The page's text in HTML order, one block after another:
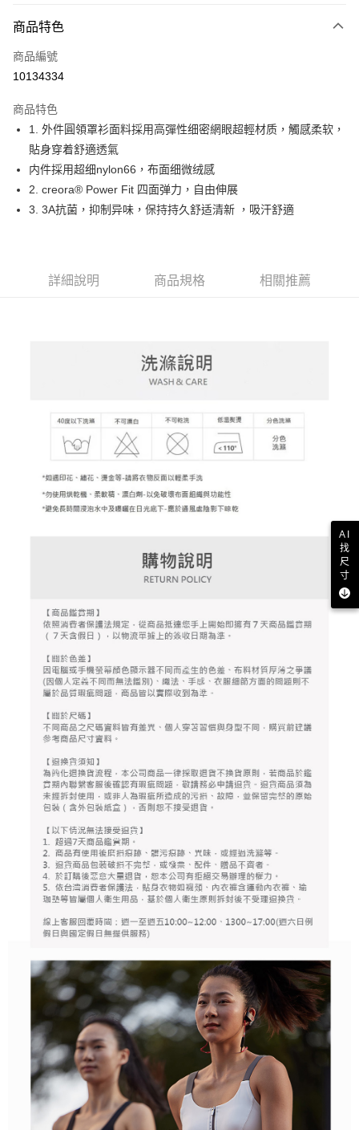
LINE Pay
Apple Pay
悠遊付
大哥付你分期
相關說明
【大哥付你分期使用說明】
1.本服務由台灣大哥大提供，台灣大哥大用戶可立即使用無須另外申請。
2.付款方式選擇「大哥付你分期」，訂單成立後會自動跳轉到大哥付的交易
消。如遇「轉專審核」未通過狀況，表示未達大哥付你分期系統評分，恕無
2.透過簡訊連結打開帳單後，可選擇「超商條碼／台灣大直營門市／銀行轉
帳／街口支付／iPASS MONEY」等通路繳費。
1.本服務係由「台灣大哥大股份有限公司」（以下簡稱本公司）所提供，讓
用戶於交易時，得透過本服務購買商品或服務，並由商店將買賣／分期付款
買賣價金債權讓與本公司後，依約使用本公司帳單繳交帳款。
2.基於同意付款使用「大哥付你分期」之契約關係目的，商店將以您的個人
資料（包含姓名、電話或地址）提供予台灣大哥大進項蒐集、處理及利用，
AFTEE先享後付
相關說明
１．簡單：不需註冊會員、不需綁卡、不需儲值。
結帳頁面，進行簡訊認證並確認金額後，即可完成結帳。
２．訂單成立數日內，您將收到繳費通知簡訊。
※ 請注意：結帳手續完成當下不需立刻繳費，但若您需要取消訂單，請聯絡
購買商品的店家。未經商家同意取消之訂單仍視為有效，需透過AFTEE先享
後付繳納相關費用。
是否繳費成功／繳費後需取消欲退款等相關疑問，請聯繫「AFTEE先享後付
客戶支援中心」https://netprotections.freshdesk.com/support/home
易，需依本服務之必要範圍內提供個人資料，並將交易相關給付款項請求債
權轉讓予恩沛科技股份有限公司。
２．關於個人資料處理事宜，請瀏覽以下網址：
３．未成年的使用者請事先徵得法定代理人或監護人之同意方可使用
「AFTEE先享後付」，若未經同意申辦者引起之損失，本公司不負相關責
４．使用「AFTEE先享後付」時，將依據個別帳號之用戶狀況，依本公司即
時審查核予不同之上限額度；若仍有額度不足之情形，本公司將視審查結果
請求用戶進行身份認證。
５．嚴禁一人註冊多個帳號或使用他人資訊註冊。若發現惡意使用之情形，
恩沛科技股份有限公司將有權停止該用戶之使用額度並採取法律行動。
運送方式
每筆NT$80，滿NT$2,000(含以上)免運費
每筆NT$80，滿NT$2,000(含以上)免運費
每筆NT$80，滿NT$2,000(含以上)免運費
離島宅配
每筆NT$280，滿NT$2,000(含以上)免運費
商品特色
商品編號
10134334
商品特色
1. 外件圓領罩衫面料採用高彈性细密網眼超輕材质，觸感柔软，
貼身穿着舒適透氣
内件採用超细nylon66，布面细微绒感
2. creora® Power Fit 四面弹力，自由伸展
3. 3A抗菌，抑制异味，保持持久舒适清新 ，吸汗舒適
詳細說明 商品規格 相關推薦
AI
找
尺
寸